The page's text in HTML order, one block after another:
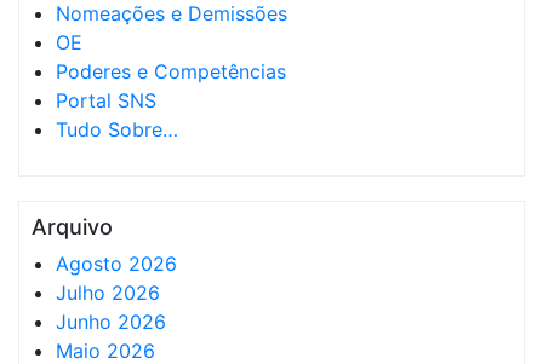
Nomeações e Demissões
OE
Poderes e Competências
Portal SNS
Tudo Sobre…
Arquivo
Agosto 2026
Julho 2026
Junho 2026
Maio 2026